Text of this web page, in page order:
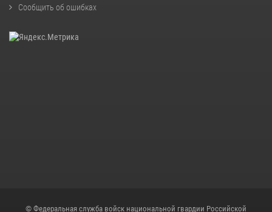
Сообщить об ошибках
© Федеральная служба войск национальной гвардии Российской